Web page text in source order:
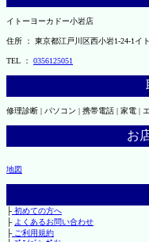
イトーヨーカドー小岩店
住所 ： 東京都江戸川区西小岩1-24-1イ
TEL ： 0356125051
修理診断 | パソコン | 携帯電話 | 家電 |
お
地図
├初めての方へ
├ よくあるお問い合わせ
├ご利用規約